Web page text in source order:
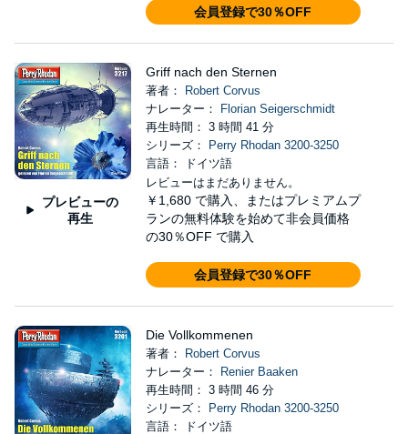
会員登録で30％OFF
プレビューの
再生
Griff nach den Sternen
著者：
Robert Corvus
ナレーター：
Florian Seigerschmidt
再生時間： 3 時間 41 分
シリーズ：
Perry Rhodan 3200-3250
言語： ドイツ語
レビューはまだありません。
￥1,680 で購入、またはプレミアムプ
ランの無料体験を始めて非会員価格
の30％OFF で購入
会員登録で30％OFF
Die Vollkommenen
著者：
Robert Corvus
ナレーター：
Renier Baaken
再生時間： 3 時間 46 分
シリーズ：
Perry Rhodan 3200-3250
言語： ドイツ語